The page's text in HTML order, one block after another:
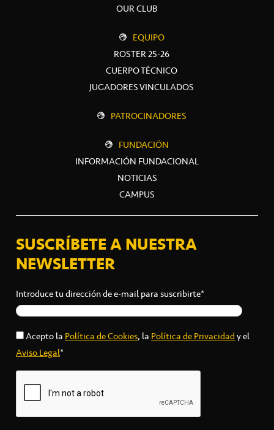
OUR CLUB
EQUIPO
ROSTER 25-26
CUERPO TÉCNICO
JUGADORES VINCULADOS
PATROCINADORES
FUNDACIÓN
INFORMACIÓN FUNDACIONAL
NOTICIAS
CAMPUS
SUSCRÍBETE A NUESTRA
NEWSLETTER
Introduce tu dirección de e-mail para suscribirte*
Acepto laPolítica de Cookies, laPolítica de Privacidady el
Aviso Legal*